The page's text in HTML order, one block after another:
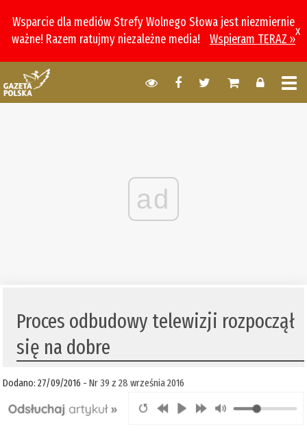
Wsparcie dla mediów Strefy Wolnego Słowa jest niezmiernie
ważne! Razem ratujmy niezależne media!
Wspieram TERAZ »
x
ad
Proces odbudowy telewizji rozpoczął
się na dobre
Dodano: 27/09/2016 -Nr 39 z 28 września 2016